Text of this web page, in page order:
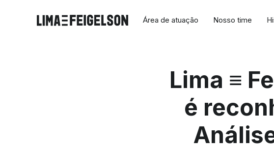
Área de atuação Nosso time
Lima ≡
é